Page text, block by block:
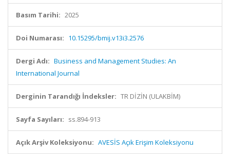
Basım Tarihi: 2025
Doi Numarası: 10.15295/bmij.v13i3.2576
Dergi Adı: Business and Management Studies: An
International Journal
Derginin Tarandığı İndeksler: TR DİZİN (ULAKBİM)
Sayfa Sayıları: ss.894-913
Açık Arşiv Koleksiyonu: AVESİS Açık Erişim Koleksiyonu